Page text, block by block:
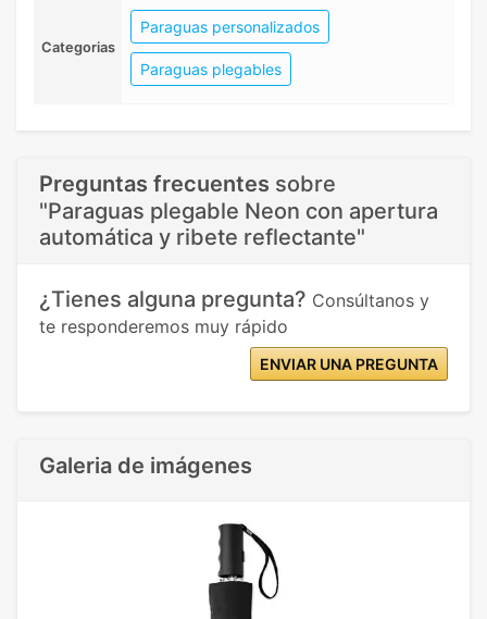
Categorias
Paraguas personalizados
Paraguas plegables
Preguntas frecuentes sobre
"Paraguas plegable Neon con apertura
automática y ribete reflectante"
¿Tienes alguna pregunta? Consúltanos y
te responderemos muy rápido
ENVIAR UNA PREGUNTA
Galeria de imágenes